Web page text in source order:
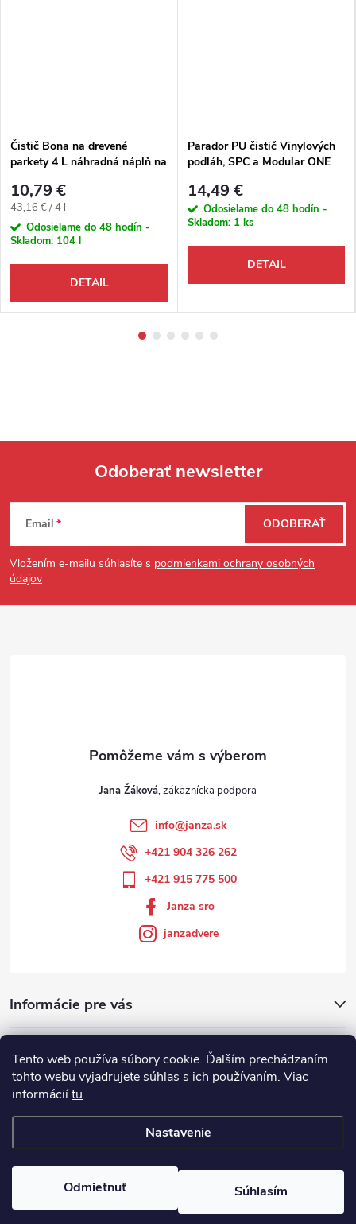
Tento web používa súbory cookie. Ďalším prechádzaním
tohto webu vyjadrujete súhlas s ich používaním. Viac
informáciítu.
Nastavenie
Odmietnuť Súhlasím
Čistič Bona na drevené
parkety 4 L náhradná náplň na
10,79 €
Jednotková cena:
43,16 € / 4 l
Odosielame do 48 hodín -
Skladom: 104 l
DETAIL
Parador PU čistič Vinylových
podláh, SPC a Modular ONE
14,49 €
Odosielame do 48 hodín -
Skladom: 1 ks
DETAIL
Zápätie
Odoberať newsletter
Email
Vložením e-mailu súhlasíte s podmienkami ochrany osobných
údajov
ODOBERAŤ
Informácie pre vás
Jana Žáková
info@janza.sk
+421 904 326 262
+421 915 775 500
Janza sro
janzadvere
Showroom
. Všetky práva vyhradené.